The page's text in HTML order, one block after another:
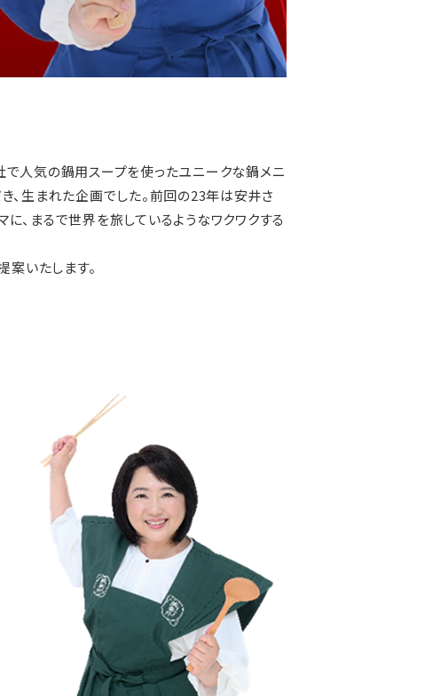
人気の鍋用スープを使ったユニークな鍋メニ
、生まれた企画でした。前回の23年は安井さ
、まるで世界を旅しているようなワクワクする
案いたします。